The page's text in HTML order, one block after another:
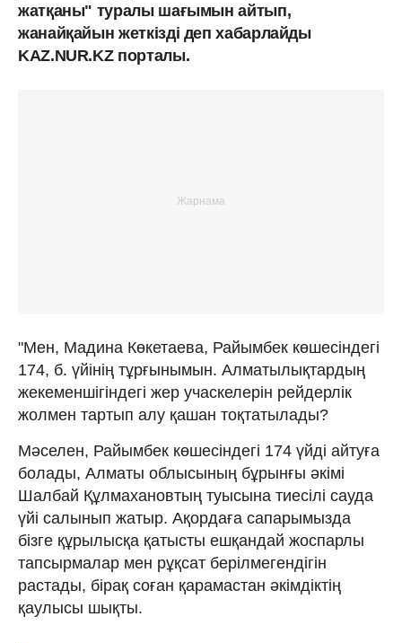
жатқаны" туралы шағымын айтып,
жанайқайын жеткізді деп хабарлайды
KAZ.NUR.KZ порталы.
"Мен, Мадина Көкетаева, Райымбек көшесіндегі
174, б. үйінің тұрғынымын. Алматылықтардың
жекеменшігіндегі жер учаскелерін рейдерлік
жолмен тартып алу қашан тоқтатылады?
Мәселен, Райымбек көшесіндегі 174 үйді айтуға
болады, Алматы облысының бұрынғы әкімі
Шалбай Құлмахановтың туысына тиесілі сауда
үйі салынып жатыр. Ақордаға сапарымызда
бізге құрылысқа қатысты ешқандай жоспарлы
тапсырмалар мен рұқсат берілмегендігін
растады, бірақ соған қарамастан әкімдіктің
қаулысы шықты.